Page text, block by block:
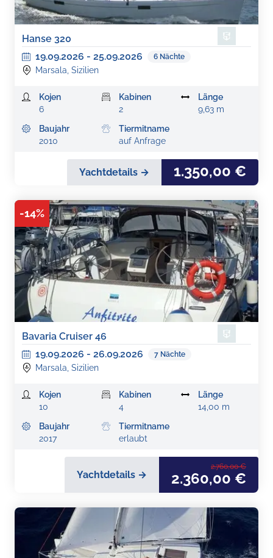
Hanse 320
19.09.2026 - 25.09.2026 6 Nächte
Marsala, Sizilien
Kojen
6
Kabinen
2
Länge
9,63 m
Baujahr
2010
Tiermitname
auf Anfrage
Yachtdetails → 1.350,00 €
-14%
Bavaria Cruiser 46
19.09.2026 - 26.09.2026 7 Nächte
Marsala, Sizilien
Kojen
10
Kabinen
4
Länge
14,00 m
Baujahr
2017
Tiermitname
erlaubt
Yachtdetails →
2.760,00 €
2.360,00 €